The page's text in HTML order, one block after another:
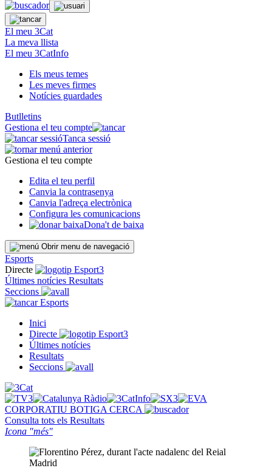
El meu 3Cat
La meva llista
El meu 3CatInfo
Els meus temes
Les meves firmes
Notícies guardades
Butlletins
Gestiona el teu compte
Tanca sessió
Gestiona el teu compte
Edita el teu perfil
Canvia la contrasenya
Canvia l'adreça electrònica
Configura les comunicacions
Dona't de baixa
Obrir menu de navegació
Esports
Directe
Últimes notícies Resultats
Seccions
Esports
Inici
Directe
Últimes notícies
Resultats
Seccions
CORPORATIU BOTIGA CERCA
Consulta tots els Resultats
Icona "més"